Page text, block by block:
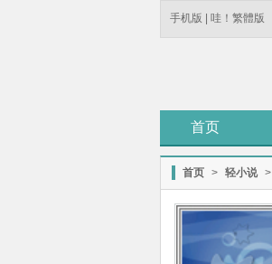
手机版 哇！繁體版
首页
首页 > 轻小说 >